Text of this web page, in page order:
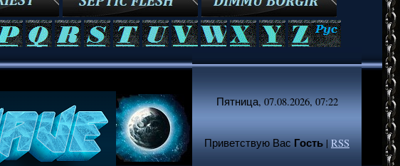
Пятница, 07.08.2026, 07:22
Приветствую Вас Гость|RSS